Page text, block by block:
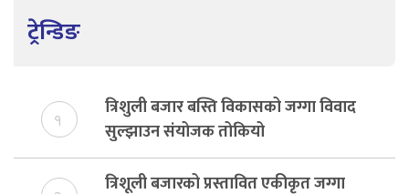
ट्रेन्डिङ
१
त्रिशुली बजार बस्ति विकासको जग्गा विवाद
सुल्झाउन संयोजक तोकियो
त्रिशूली बजारको प्रस्तावित एकीकृत जग्गा